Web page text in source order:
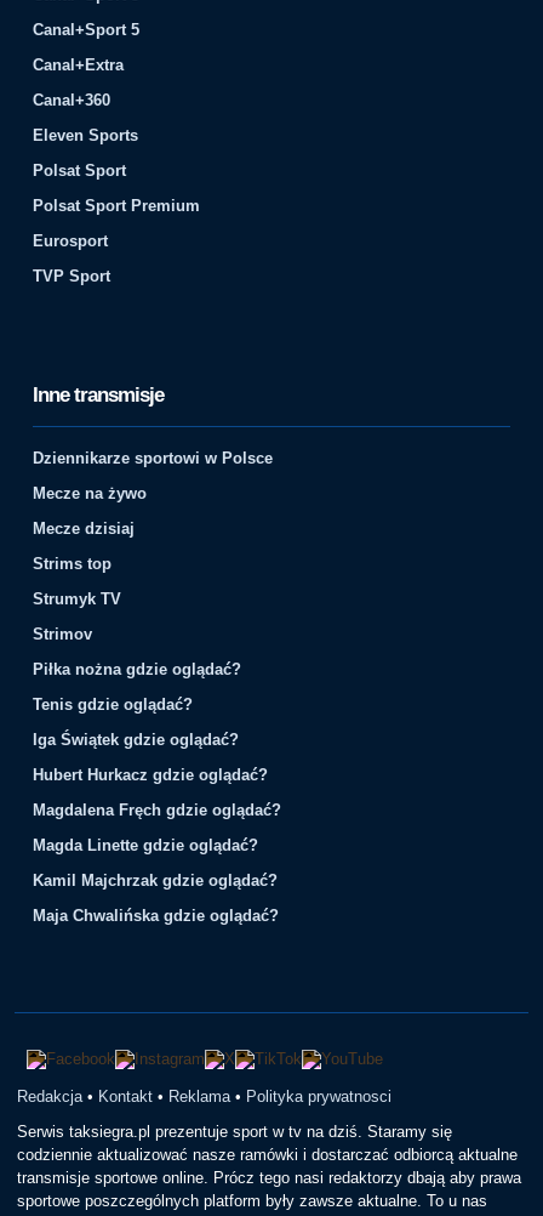
Canal+Sport 5
Canal+Extra
Canal+360
Eleven Sports
Polsat Sport
Polsat Sport Premium
Eurosport
TVP Sport
Inne transmisje
Dziennikarze sportowi w Polsce
Mecze na żywo
Mecze dzisiaj
Strims top
Strumyk TV
Strimov
Piłka nożna gdzie oglądać?
Tenis gdzie oglądać?
Iga Świątek gdzie oglądać?
Hubert Hurkacz gdzie oglądać?
Magdalena Fręch gdzie oglądać?
Magda Linette gdzie oglądać?
Kamil Majchrzak gdzie oglądać?
Maja Chwalińska gdzie oglądać?
Redakcja • Kontakt • Reklama • Polityka prywatnosci
Serwis taksiegra.pl prezentuje sport w tv na dziś. Staramy się
codziennie aktualizować nasze ramówki i dostarczać odbiorcą aktualne
transmisje sportowe online. Prócz tego nasi redaktorzy dbają aby prawa
sportowe poszczególnych platform były zawsze aktualne. To u nas